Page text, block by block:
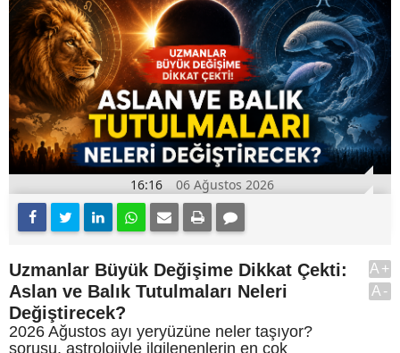
16:16 06 Ağustos 2026
Uzmanlar Büyük Değişime Dikkat Çekti:
Aslan ve Balık Tutulmaları Neleri
Değiştirecek?
2026 Ağustos ayı yeryüzüne neler taşıyor?
sorusu, astrolojiyle ilgilenenlerin en çok
A+
A-